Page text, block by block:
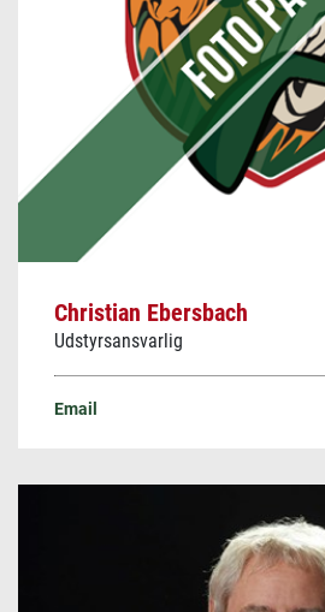
Christian Ebersbach
Udstyrsansvarlig
Email